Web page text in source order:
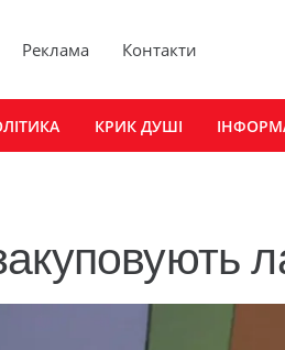
Реклама Контакти
КРИК ДУШІ